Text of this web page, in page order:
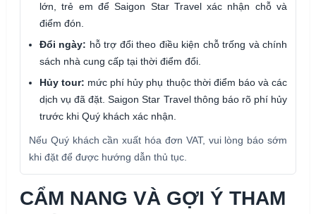
lớn, trẻ em để Saigon Star Travel xác nhận chỗ và
điểm đón.
Đổi ngày: hỗ trợ đổi theo điều kiện chỗ trống và chính
sách nhà cung cấp tại thời điểm đổi.
Hủy tour: mức phí hủy phụ thuộc thời điểm báo và các
dịch vụ đã đặt. Saigon Star Travel thông báo rõ phí hủy
trước khi Quý khách xác nhận.
Nếu Quý khách cần xuất hóa đơn VAT, vui lòng báo sớm
khi đặt để được hướng dẫn thủ tục.
CẨM NANG VÀ GỢI Ý THAM